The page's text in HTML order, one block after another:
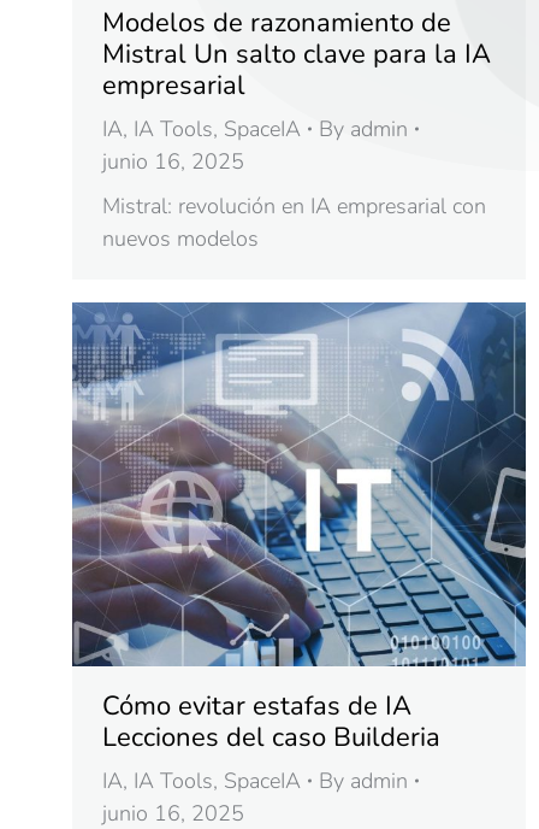
Modelos de razonamiento de
Mistral Un salto clave para la IA
empresarial
IA, IA Tools, SpaceIA By admin
junio 16, 2025
Mistral: revolución en IA empresarial con
nuevos modelos
Cómo evitar estafas de IA
Lecciones del caso Builderia
IA, IA Tools, SpaceIA By admin
junio 16, 2025